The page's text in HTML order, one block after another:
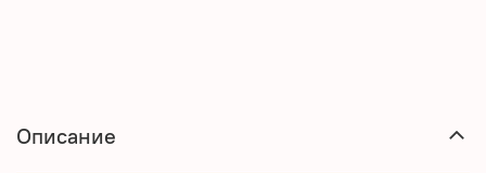
Описание